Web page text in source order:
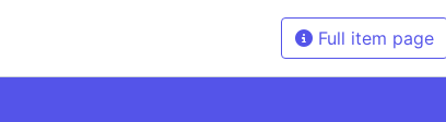
Full item page